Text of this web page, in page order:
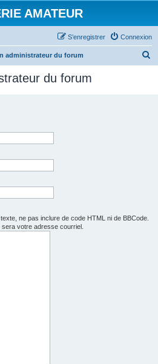
AMATEUR
Connexion
S’enregistrer
administrateur du forum
du forum
ne pas inclure de code HTML ni de BBCode.
votre adresse courriel.